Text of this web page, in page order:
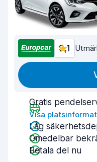
9,1
Gratis
Visa
Låg
Omedelbar
Betala del nu